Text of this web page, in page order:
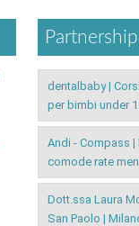
dentalbaby |
per bimbi under
Andi - Compass
comode rate
Dott.ssa Laura
San Paolo |